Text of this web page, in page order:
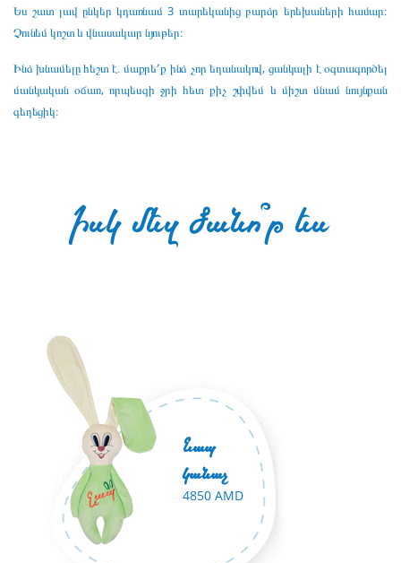
Ես շատ լավ ընկեր կդառնամ 3 տարեկանից բարձր երեխաների համար։
Չունեմ կոշտ և վնասակար նյութեր։
Ինձ խնամելը հեշտ է․ մաքրե՛ք ինձ չոր եղանակով, ցանկալի է օգտագործել
մանկական օճառ, որպեսզի ջրի հետ քիչ շփվեմ և միշտ մնամ նույնքան
գեղեցիկ։
Իսկ մեզ ծանո՞թ ես
Նապ
կանաչ
4850 AMD